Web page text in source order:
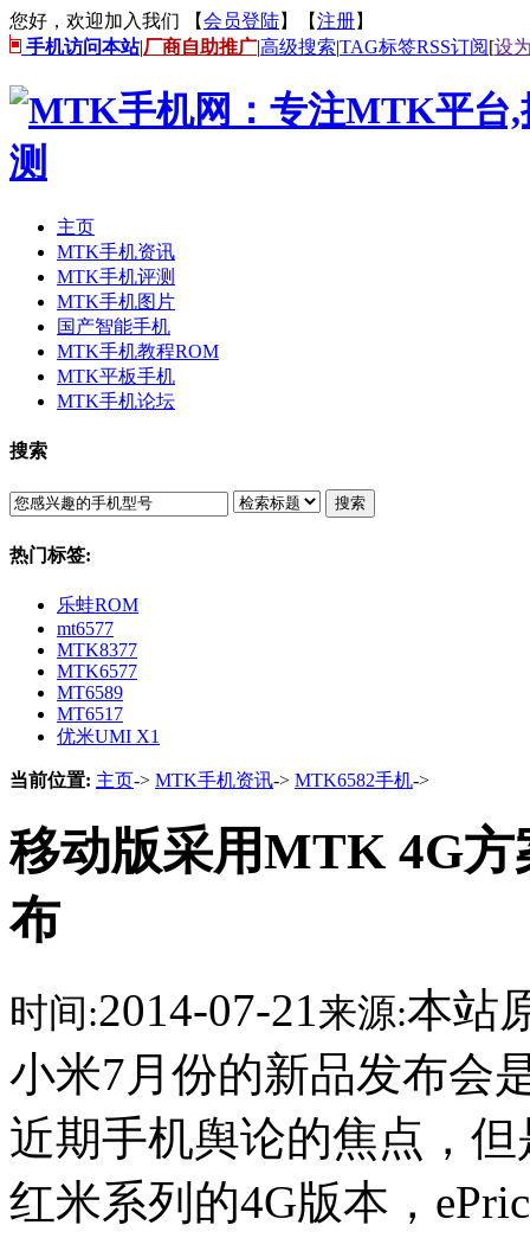
您好，欢迎加入我们 【会员登陆】【注册】
手机访问本站|厂商自助推广|高级搜索|TAG标签RSS订阅[设
主页
MTK手机资讯
MTK手机评测
MTK手机图片
国产智能手机
MTK手机教程ROM
MTK平板手机
MTK手机论坛
搜索
搜索
热门标签:
乐蛙ROM
mt6577
MTK8377
MTK6577
MT6589
MT6517
优米UMI X1
当前位置: 主页-> MTK手机资讯-> MTK6582手机->
移动版采用MTK 4G方
布
时间:2014-07-21来源:本站
小米7月份的新品发布会
近期手机舆论的焦点，
红米系列的4G版本，